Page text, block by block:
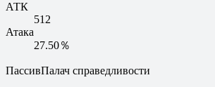
АТК
512
Атака
27.50％
ПассивПалач справедливости